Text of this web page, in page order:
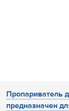
Пропариватель
предназначен